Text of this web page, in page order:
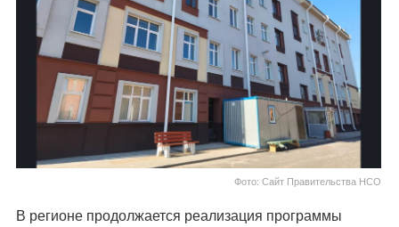
Фото: Сайт Правительства НСО
В регионе продолжается реализация программы